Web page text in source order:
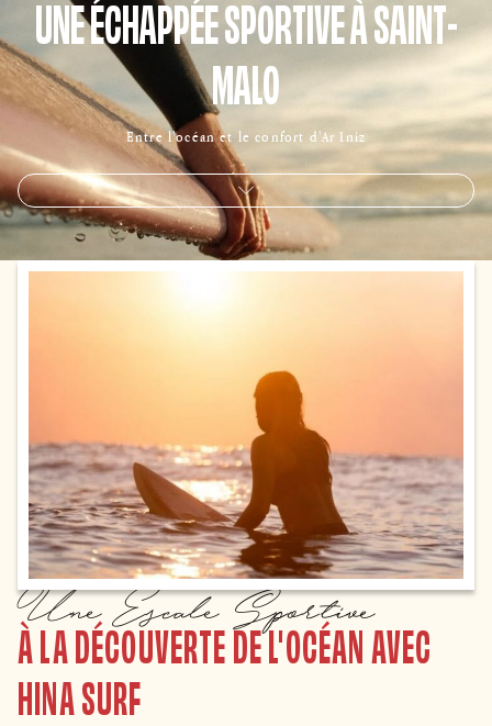
UNE ÉCHAPPÉE SPORTIVE À SAINT-
MALO
Entre l'océan et le confort d'Ar Iniz
Une Escale Sportive
À LA DÉCOUVERTE DE L'OCÉAN AVEC
HINA SURF